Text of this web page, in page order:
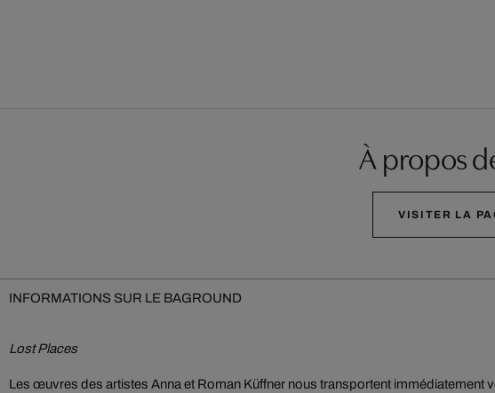
À propos
VISITER LA
INFORMATIONS SUR LE BAGROUND
Lost Places
Les œuvres des artistes Anna et Roman Küffner nous transportent immédiatement